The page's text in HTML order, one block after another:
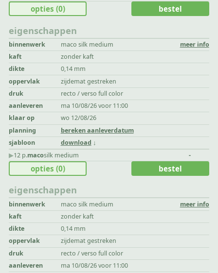
eigenschappen
binnenwerk maco silk medium
meer info
kaft
zonder kaft
dikte
0,14 mm
oppervlak
zijdemat gestreken
druk
recto / verso full color
aanleveren
ma 10/08/26 voor 11:00
klaar op
wo 12/08/26
planning
bereken aanleverdatum
sjabloon
download
opties (0) bestel
▶︎12 p.macosilk medium -
eigenschappen
binnenwerk maco silk medium
meer info
kaft
zonder kaft
dikte
0,14 mm
oppervlak
zijdemat gestreken
druk
recto / verso full color
aanleveren
ma 10/08/26 voor 11:00
opties (0) bestel